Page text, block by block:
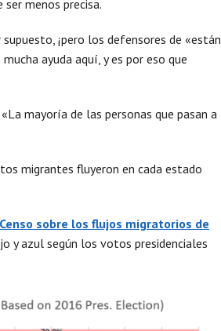
menos precisa.
¡pero los defensores de «están
ayuda aquí, y es por eso que
mayoría de las personas que pasan a
migrantes fluyeron en cada estado
sobre los flujos migratorios de
y azul según los votos presidenciales